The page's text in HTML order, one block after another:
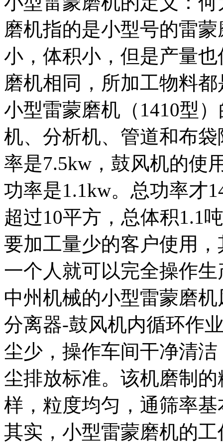
磨机指的是小型号的雷
小，体积小，但是产量
磨机相同，所加工物料
小型雷蒙磨机（1410型
机、分析机、管道和布
率是7.5kw，鼓风机的使
功率是1.1kw。总功率才
超过10平方，总体积1.1
要加工量少的客户使用
一个人就可以完全操作生
中州机械的小型雷蒙磨
分离器-鼓风机内循环作
尘少，操作车间干净清
尘排放标准。该机磨制
样，粒度均匀，通筛率
其实，小型雷蒙磨机的